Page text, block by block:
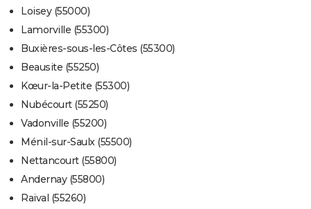
Loisey (55000)
Lamorville (55300)
Buxières-sous-les-Côtes (55300)
Beausite (55250)
Kœur-la-Petite (55300)
Nubécourt (55250)
Vadonville (55200)
Ménil-sur-Saulx (55500)
Nettancourt (55800)
Andernay (55800)
Raival (55260)